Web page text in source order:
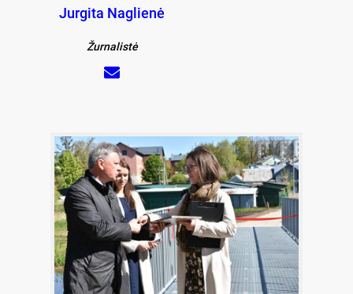
Jurgita Naglienė
Žurnalistė